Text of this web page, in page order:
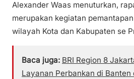
Alexander Waas menuturkan,
merupakan kegiatan
wilayah Kota dan Kabupaten se
Baca juga: BRI Region 8
Layanan Perbankan di Banten